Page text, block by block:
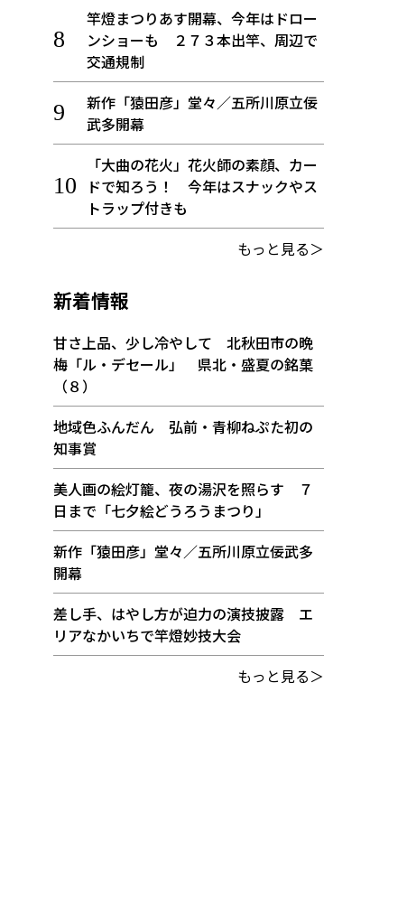
竿燈まつりあす開幕、今年はドロー
ンショーも ２７３本出竿、周辺で
交通規制
新作「猿田彦」堂々／五所川原立佞
武多開幕
「大曲の花火」花火師の素顔、カー
ドで知ろう！ 今年はスナックやス
トラップ付きも
もっと見る＞
新着情報
甘さ上品、少し冷やして 北秋田市の晩
梅「ル・デセール」 県北・盛夏の銘菓
（８）
地域色ふんだん 弘前・青柳ねぷた初の
知事賞
美人画の絵灯籠、夜の湯沢を照らす ７
日まで「七夕絵どうろうまつり」
新作「猿田彦」堂々／五所川原立佞武多
開幕
差し手、はやし方が迫力の演技披露 エ
リアなかいちで竿燈妙技大会
もっと見る＞